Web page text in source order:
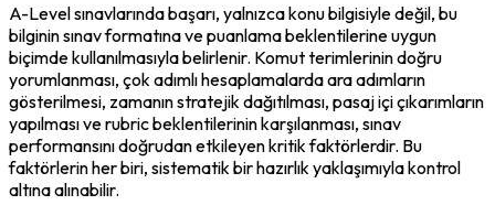
A-Level sınavlarında başarı, yalnızca konu bilgisiyle değil, bu
bilginin sınav formatına ve puanlama beklentilerine uygun
biçimde kullanılmasıyla belirlenir. Komut terimlerinin doğru
yorumlanması, çok adımlı hesaplamalarda ara adımların
gösterilmesi, zamanın stratejik dağıtılması, pasaj içi çıkarımların
yapılması ve rubric beklentilerinin karşılanması, sınav
performansını doğrudan etkileyen kritik faktörlerdir. Bu
faktörlerin her biri, sistematik bir hazırlık yaklaşımıyla kontrol
altına alınabilir.